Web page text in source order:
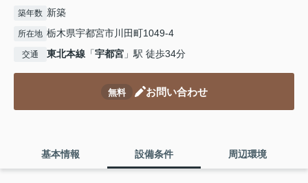
築年数 新築
所在地 栃木県宇都宮市川田町1049-4
交通 東北本線 「宇都宮 」駅 徒歩34分
無料 お問い合わせ
基本情報 設備条件 周辺環境